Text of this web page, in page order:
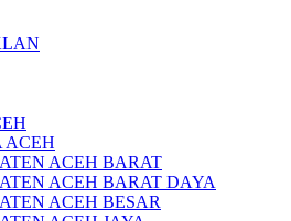
ACEH
ACEH BARAT
ACEH BARAT DAYA
ACEH BESAR